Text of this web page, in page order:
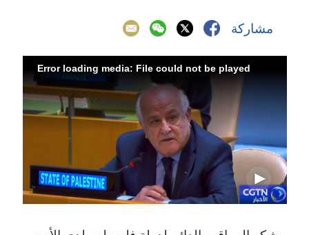
مشاركة
Error loading media: File could not be played